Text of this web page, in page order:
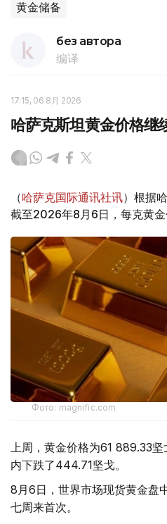
黄金储备
без автора
编译
17:15, 06 8月 2026
哈萨克斯坦黄金价格继
（哈萨克国际通讯社讯）根据
截至2026年8月6日，每克黄金
Фото: magnific.com
上周，黄金价格为61 889.33
内下跌了444.71坚戈。
8月6日，世界市场现货黄金盘
七周来首次。